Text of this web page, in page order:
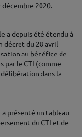
décembre 2020.
a depuis été étendu à
décret du 28 avril
au bénéfice de
par le CTI (comme
dans la
a présenté un tableau
du CTI et de